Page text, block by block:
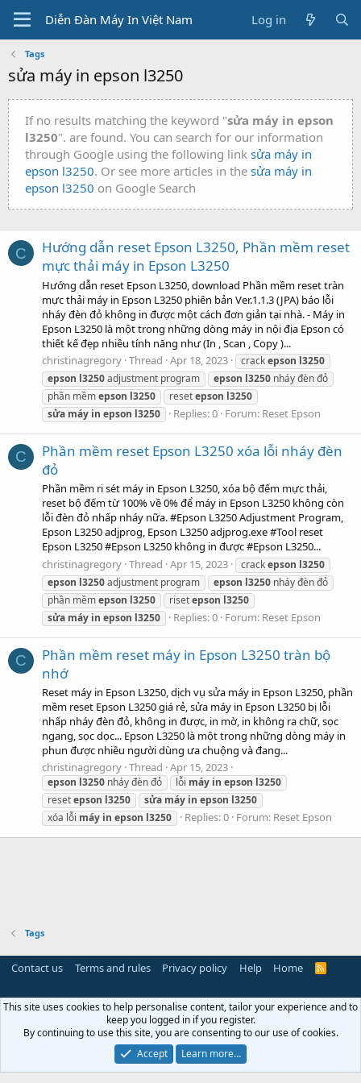
Diễn Đàn Máy In Việt Nam Log in
Tags
sửa máy in epson l3250
If no results matching the keyword "sửa máy in epson
l3250". are found. You can search for our information
through Google using the following link sửa máy in
epson l3250. Or see more articles in the sửa máy in
epson l3250 on Google Search
C
Hướng dẫn reset Epson L3250, Phần mềm reset
mực thải máy in Epson L3250
Hướng dẫn reset Epson L3250, download Phần mềm reset tràn
mực thải máy in Epson L3250 phiên bản Ver.1.1.3 (JPA) báo lỗi
nháy đèn đỏ không in được một cách đơn giản tại nhà. - Máy in
Epson L3250 là một trong những dòng máy in nội địa Epson có
thiết kế đẹp nhiều tính năng như (In , Scan , Copy )...
christinagregory Thread Apr 18, 2023 crackepson l3250
epson l3250adjustment program epson l3250 nháy đèn đỏ
phần mềmepson l3250 resetepson l3250
sửa máy in epson l3250 Replies: 0 Forum: Reset Epson
C
Phần mềm reset Epson L3250 xóa lỗi nháy đèn
đỏ
Phần mềm ri sét máy in Epson L3250, xóa bộ đếm mực thải,
reset bộ đếm từ 100% về 0% để máy in Epson L3250 không còn
lỗi đèn đỏ nhấp nháy nữa. #Epson L3250 Adjustment Program,
Epson L3250 adjprog, Epson L3250 adjprog.exe #Tool reset
Epson L3250 #Epson L3250 không in được #Epson L3250...
christinagregory Thread Apr 15, 2023 crackepson l3250
epson l3250adjustment program epson l3250 nháy đèn đỏ
phần mềmepson l3250 risetepson l3250
sửa máy in epson l3250 Replies: 0 Forum: Reset Epson
C
Phần mềm reset máy in Epson L3250 tràn bộ
nhớ
Reset máy in Epson L3250, dịch vụ sửa máy in Epson L3250, phần
mềm reset Epson L3250 giá rẻ, sửa máy in Epson L3250 bị lỗi
nhấp nháy đèn đỏ, không in được, in mờ, in không ra chữ, sọc
ngang, sọc dọc... Epson L3250 là một trong những dòng máy in
phun được nhiều người dùng ưa chuộng và đang...
christinagregory Thread Apr 15, 2023
epson l3250 nháy đèn đỏ lỗi máy in epson l3250
resetepson l3250 sửa máy in epson l3250
xóa lỗi máy in epson l3250 Replies: 0 Forum: Reset Epson
Tags
Contact us Terms and rules Privacy policy Help Home
R
This site uses cookies to help personalise content, tailor your experience and to
keep you logged in if you register.
By continuing to use this site, you are consenting to our use of cookies.
Accept
Learn more…